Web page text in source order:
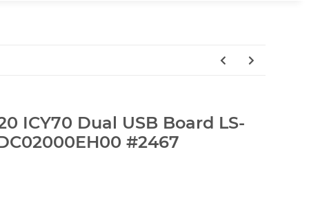
ICY70 Dual USB Board LS-
#2467